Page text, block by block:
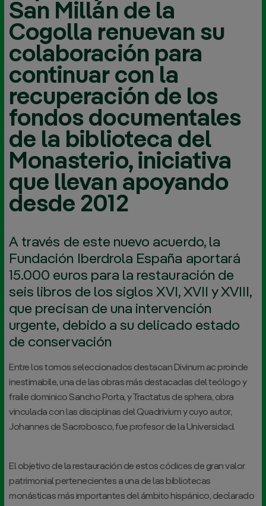
San Millán de la
Cogolla renuevan su
colaboración para
continuar con la
recuperación de los
fondos documentales
de la biblioteca del
Monasterio, iniciativa
que llevan apoyando
desde 2012
A través de este nuevo acuerdo, la
Fundación Iberdrola España aportará
15.000 euros para la restauración de
seis libros de los siglos XVI, XVII y XVIII,
que precisan de una intervención
urgente, debido a su delicado estado
de conservación
Entre los tomos seleccionados destacan Divinum ac proinde
inestimabile, una de las obras más destacadas del teólogo y
fraile dominico Sancho Porta, y Tractatus de sphera, obra
vinculada con las disciplinas del Quadrivium y cuyo autor,
Johannes de Sacrobosco, fue profesor de la Universidad.
El objetivo de la restauración de estos códices de gran valor
patrimonial pertenecientes a una de las bibliotecas
monásticas más importantes del ámbito hispánico, declarado